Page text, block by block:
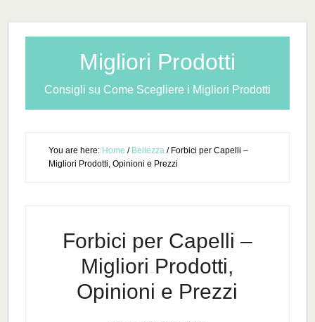
Migliori Prodotti
Consigli su Come Scegliere i Migliori Prodotti
You are here: Home / Bellezza /Forbici per Capelli –
Migliori Prodotti, Opinioni e Prezzi
Forbici per Capelli –
Migliori Prodotti,
Opinioni e Prezzi